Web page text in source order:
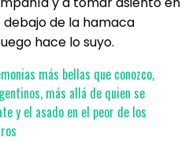
de la hamaca
hace lo suyo.
más bellas que conozco,
más allá de quien se
y el asado en el peor de los